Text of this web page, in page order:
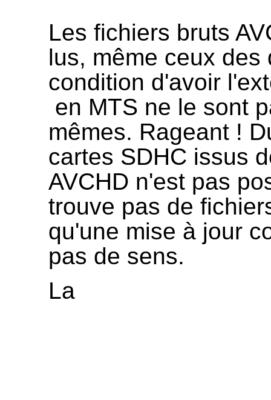
Les fichiers bruts
lus, même ceux
condition d'avoir
en MTS ne le sont
mêmes. Rageant !
cartes SDHC issus
AVCHD n'est pas
trouve pas de
qu'une mise à jour
pas de sens.
La